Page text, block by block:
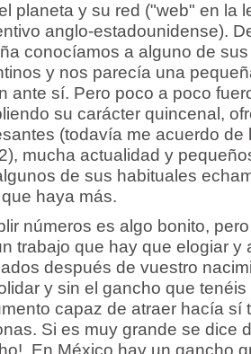
planeta y su red ("web" en la
anglo-estadounidense).
conocíamos a alguno de
y nos parecía una
ante sí. Pero poco a poco
su carácter quincenal,
(todavía me acuerdo de
mucha actualidad y
de sus habituales
haya más.
números es algo bonito,
trabajo que hay que elogiar y
después de vuestro
y sin el gancho que
capaz de atraer hacía sí
Si es muy grande se dice
En México hay un gancho